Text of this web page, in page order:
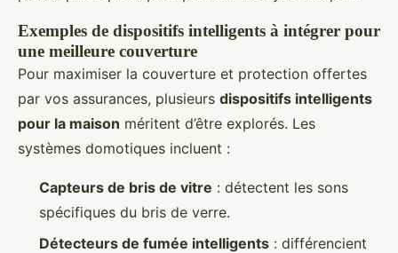
Exemples de dispositifs intelligents à intégrer pour
une meilleure couverture
Pour maximiser la couverture et protection offertes
par vos assurances, plusieurs dispositifs intelligents
pour la maison méritent d’être explorés. Les
systèmes domotiques incluent :
Capteurs de bris de vitre : détectent les sons
spécifiques du bris de verre.
Détecteurs de fumée intelligents : différencient